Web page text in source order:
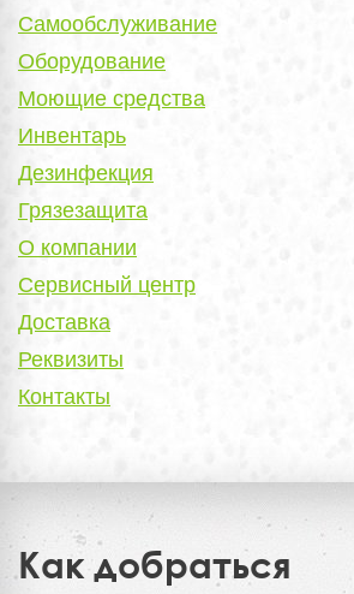
Самообслуживание
Оборудование
Моющие средства
Инвентарь
Дезинфекция
Грязезащита
О компании
Сервисный центр
Доставка
Реквизиты
Контакты
Как добраться